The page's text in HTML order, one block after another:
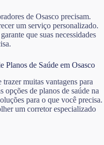
de Osasco precisam.
um serviço personalizado.
que suas necessidades
Planos de Saúde em Osasco
muitas vantagens para
opções de planos de saúde na
para o que você precisa.
um corretor especializado